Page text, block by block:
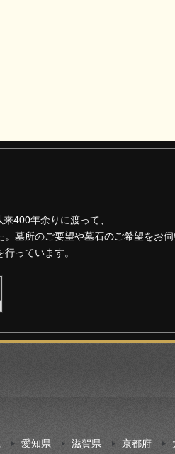
400年余りに渡って、
墓所のご要望や墓石のご希望をお伺
っています。
愛知県 滋賀県 京都府